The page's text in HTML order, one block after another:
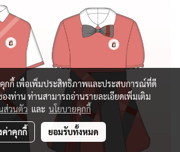
คุกกี้ เพื่อเพิ่มประสิทธิภาพและประสบการณ์ที่ดี
องท่าน ท่านสามารถอ่านรายละเอียดเพิ่มเติม
ส่วนตัว และ นโยบายคุกกี้
ค่าคุกกี้ ยอมรับทั้งหมด